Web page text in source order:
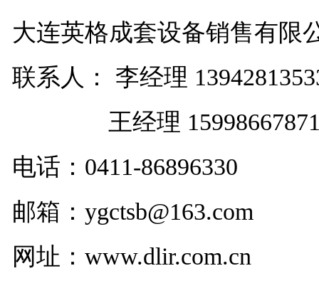
大连英格成套设备销售有限
联系人： 李经理
王经理
电话： 0411-86896330
邮箱：ygctsb@163.com
网址：www.dlir.com.cn